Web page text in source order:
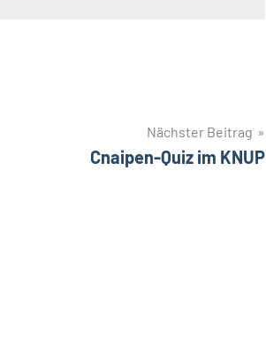
Nächster Beitrag
Cnaipen-Quiz im KNUP